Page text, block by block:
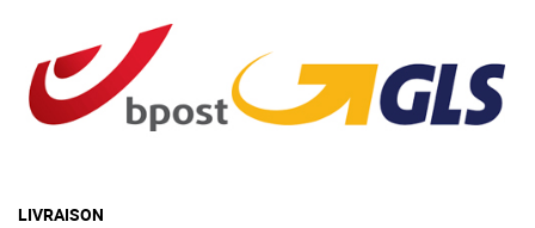
LIVRAISON